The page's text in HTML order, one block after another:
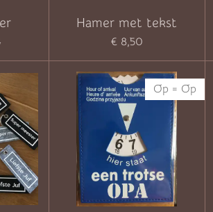
Hamer met tekst
€ 8,50
Op = Op